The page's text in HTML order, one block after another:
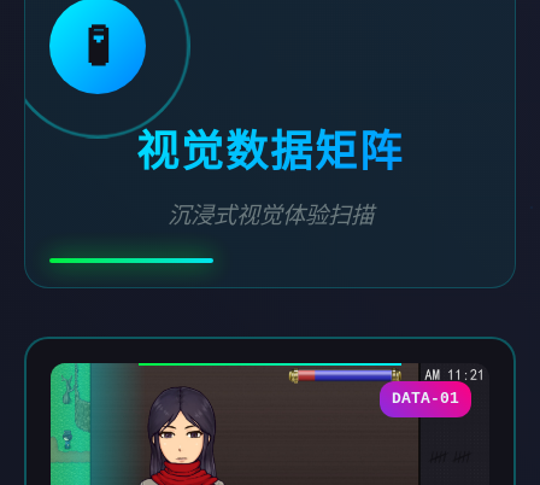
🧪
视觉数据矩阵
沉浸式视觉体验扫描
DATA-01